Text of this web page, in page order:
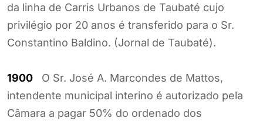
da linha de Carris Urbanos de Taubaté cujo
privilégio por 20 anos é transferido para o Sr.
Constantino Baldino. (Jornal de Taubaté).
1900 O Sr. José A. Marcondes de Mattos,
intendente municipal interino é autorizado pela
Câmara a pagar 50% do ordenado dos